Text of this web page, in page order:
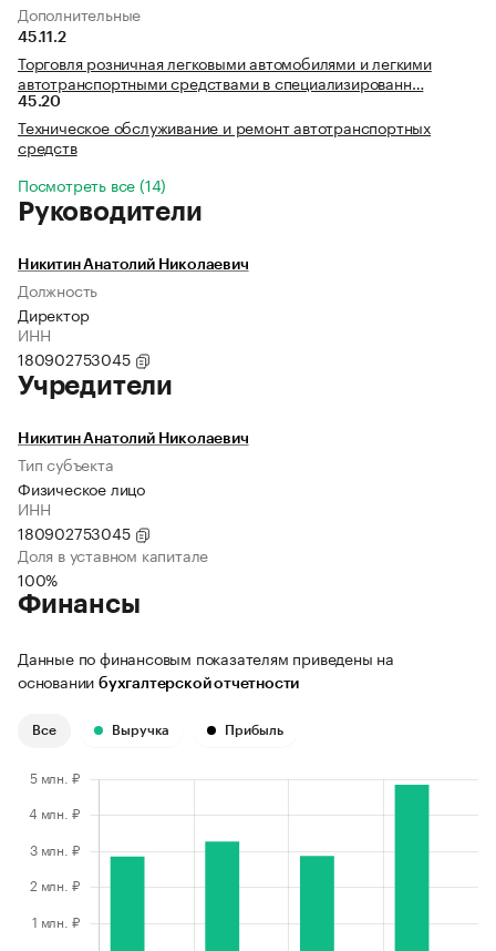
Дополнительные
45.11.2
Торговля розничная легковыми автомобилями и легкими
автотранспортными средствами в специализированн…
45.20
Техническое обслуживание и ремонт автотранспортных
средств
Посмотреть все (14)
Руководители
Никитин Анатолий Николаевич
Должность
Директор
ИНН
180902753045
Учредители
Никитин Анатолий Николаевич
Тип субъекта
Физическое лицо
ИНН
180902753045
Доля в уставном капитале
100%
Финансы
Данные по финансовым показателям приведены на
основании бухгалтерской отчетности
Все Выручка Прибыль